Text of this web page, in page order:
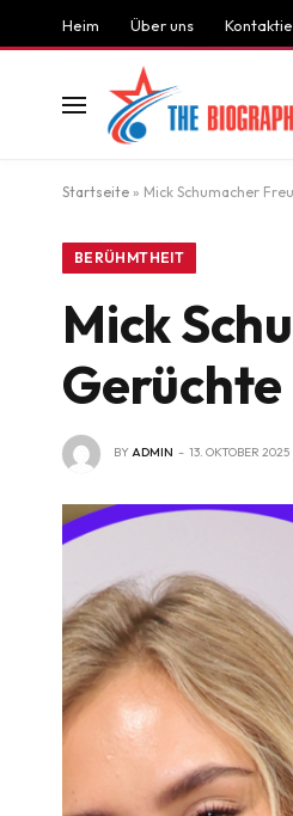
Heim Über uns
Startseite » Mick Schumacher
BERÜHMTHEIT
Mick
Gerüchte
BYADMIN 13. OKTOBER 2025